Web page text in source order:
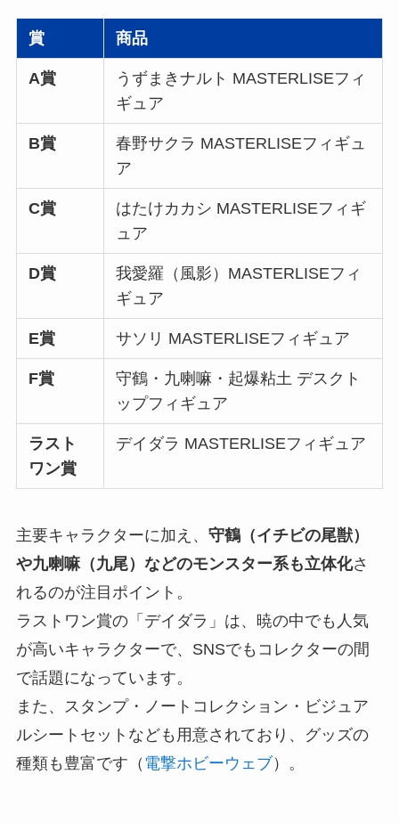
賞 商品
A賞
うずまきナルト MASTERLISEフィ
ギュア
B賞
春野サクラ MASTERLISEフィギュ
ア
C賞
はたけカカシ MASTERLISEフィギ
ュア
D賞
我愛羅（風影）MASTERLISEフィ
ギュア
E賞 サソリ MASTERLISEフィギュア
F賞
守鶴・九喇嘛・起爆粘土 デスクト
ップフィギュア
ラスト
ワン賞
デイダラ MASTERLISEフィギュア
主要キャラクターに加え、 守鶴（イチビの尾獣）
や九喇嘛（九尾）などのモンスター系も立体化さ
れるのが注目ポイント。
ラストワン賞の「デイダラ」は、暁の中でも人気
が高いキャラクターで、SNSでもコレクターの間
で話題になっています。
また、スタンプ・ノートコレクション・ビジュア
ルシートセットなども用意されており、グッズの
種類も豊富です（ 電撃ホビーウェブ）。